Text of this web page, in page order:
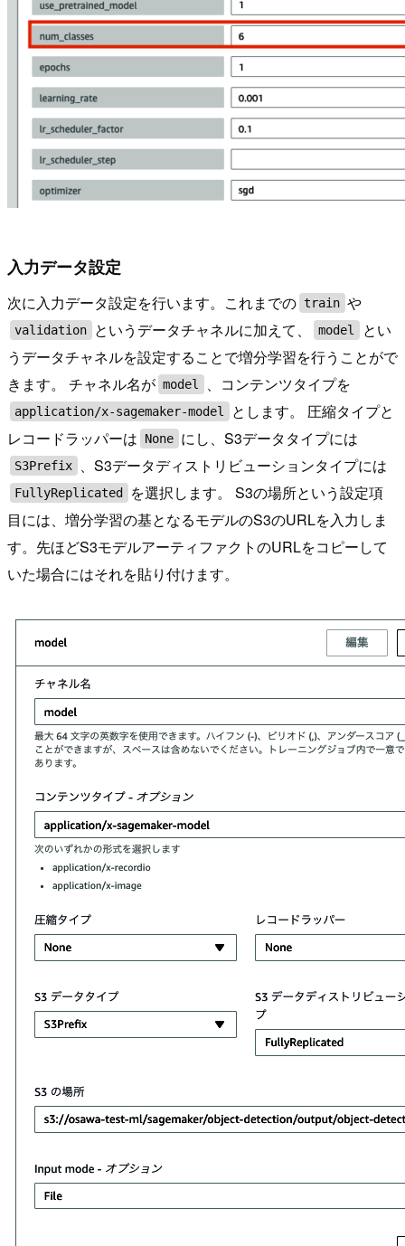
入力データ設定
次に入力データ設定を行います。これまでの train や
validation というデータチャネルに加えて、 model
とい
うデータチャネルを設定することで増分学習を行うことがで
きます。 チャネル名が model 、コンテンツタイプを
application/x-sagemaker-model
とします。 圧縮タイプと
レコードラッパーは
None にし、S3データタイプには
S3Prefix 、S3データディストリビューションタイプには
FullyReplicated
を選択します。 S3の場所という設定項
目には、増分学習の基となるモデルのS3のURLを入力しま
す。先ほどS3モデルアーティファクトのURLをコピーして
いた場合にはそれを貼り付けます。